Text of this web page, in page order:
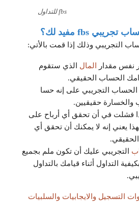
fbs للتداول
تجريبي fbs مفيد لك؟
التجريبي وذلك إذا قمت بالأتي:
نفس مقدار المال الذي ستقوم
الحساب الحقيقي.
التجريبي على إنه حسا
حقيقيين.
فشلت في أن تحقق أي أرباح على
يعني إنه لا يمكنك أن تحقق أي
التجريبي عليك أن تكون ملم بجميع
التداول أثناء قيامك بالتداول
التسجيل والايجابيات والسلبيات